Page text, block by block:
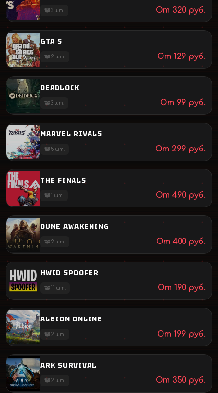
3 шт. От 320 руб.
GTA 5
2 шт. От 129 руб.
DEADLOCK
3 шт. От 99 руб.
MARVEL RIVALS
5 шт. От 299 руб.
THE FINALS
1 шт. От 490 руб.
DUNE AWAKENING
2 шт. От 400 руб.
HWID SPOOFER
11 шт. От 190 руб.
ALBION ONLINE
2 шт. От 199 руб.
ARK SURVIVAL
2 шт. От 350 руб.